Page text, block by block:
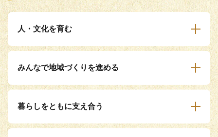
人・文化を育む
みんなで地域づくりを進める
暮らしをともに支え合う